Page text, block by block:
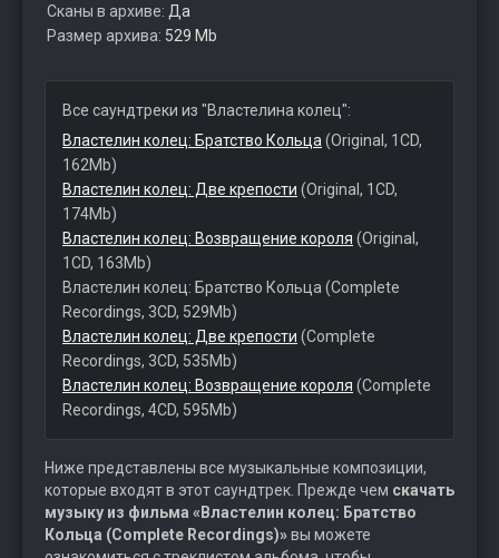
Сканы в архиве: Да
Размер архива: 529 Mb
Все саундтреки из "Властелина колец":
Властелин колец: Братство Кольца (Original, 1CD,
162Mb)
Властелин колец: Две крепости (Original, 1CD,
174Mb)
Властелин колец: Возвращение короля (Original,
1CD, 163Mb)
Властелин колец: Братство Кольца (Complete
Recordings, 3CD, 529Mb)
Властелин колец: Две крепости (Complete
Recordings, 3CD, 535Mb)
Властелин колец: Возвращение короля (Complete
Recordings, 4CD, 595Mb)
Ниже представлены все музыкальные композиции,
которые входят в этот саундтрек. Прежде чем скачать
музыку из фильма «Властелин колец: Братство
Кольца (Complete Recordings)»вы можете